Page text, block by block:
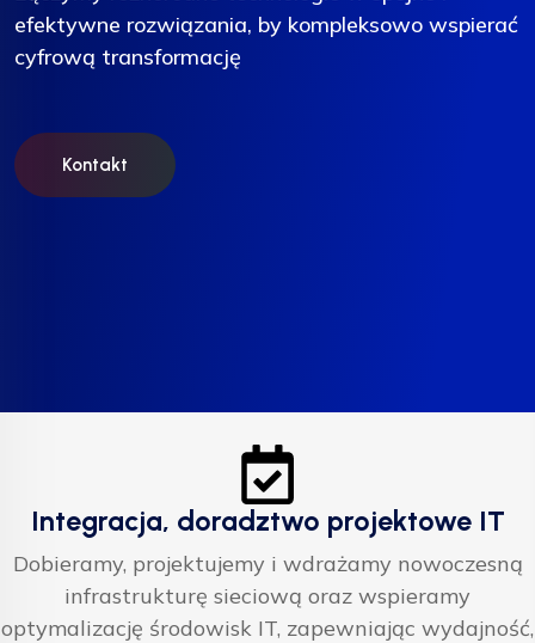
efektywne rozwiązania, by kompleksowo wspierać
cyfrową transformację
Kontakt
efektywne rozwiązania, by kompleksowo wspierać
cyfrową transformację
Kontakt
efektywne rozwiązania, by kompleksowo wspierać
cyfrową transformację
Kontakt
Integracja, doradztwo projektowe IT
Dobieramy, projektujemy i wdrażamy nowoczesną
infrastrukturę sieciową oraz wspieramy
optymalizację środowisk IT, zapewniając wydajność,